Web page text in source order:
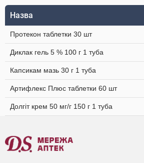
Назва
Протекон таблетки 30 шт
Диклак гель 5 % 100 г 1 туба
Капсикам мазь 30 г 1 туба
Артифлекс Плюс таблетки 60 шт
Долгіт крем 50 мг/г 150 г 1 туба